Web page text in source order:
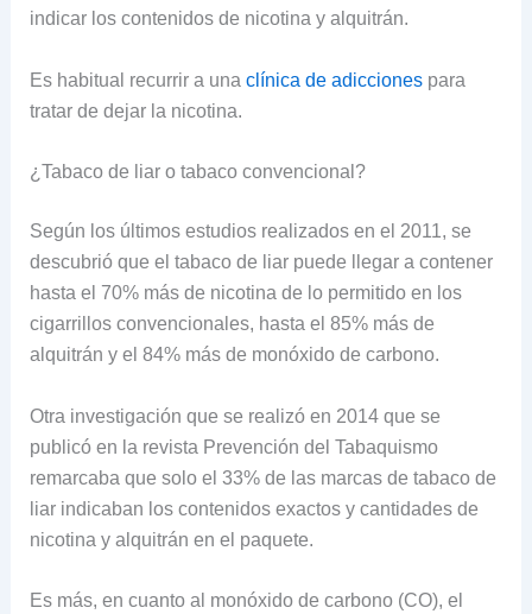
indicar los contenidos de nicotina y alquitrán.
Es habitual recurrir a una clínica de adiccionespara
tratar de dejar la nicotina.
¿Tabaco de liar o tabaco convencional?
Según los últimos estudios realizados en el 2011, se
descubrió que el tabaco de liar puede llegar a contener
hasta el 70% más de nicotina de lo permitido en los
cigarrillos convencionales, hasta el 85% más de
alquitrán y el 84% más de monóxido de carbono.
Otra investigación que se realizó en 2014 que se
publicó en la revista Prevención del Tabaquismo
remarcaba que solo el 33% de las marcas de tabaco de
liar indicaban los contenidos exactos y cantidades de
nicotina y alquitrán en el paquete.
Es más, en cuanto al monóxido de carbono (CO), el